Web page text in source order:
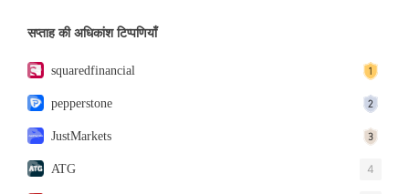
सप्ताह की अधिकांश टिप्पणियाँ
squaredfinancial
pepperstone
JustMarkets
ATG 4